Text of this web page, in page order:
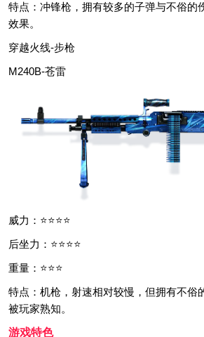
特点：冲锋枪，拥有较多的子弹与不俗的
效果。
穿越火线-步枪
M240B-苍雷
威力：⭐⭐⭐⭐
后坐力：⭐⭐⭐⭐
重量：⭐⭐⭐
特点：机枪，射速相对较慢，但拥有不俗
被玩家熟知。
游戏特色